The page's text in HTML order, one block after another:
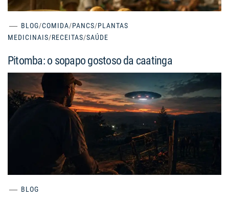
BLOG/COMIDA/PANCS/PLANTAS
MEDICINAIS/RECEITAS/SAÚDE
Pitomba: o sopapo gostoso da caatinga
BLOG